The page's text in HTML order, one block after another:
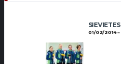
01/02/2014